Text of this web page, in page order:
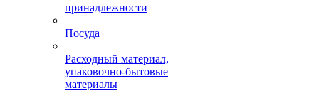
принадлежности
Посуда
Расходный материал,
упаковочно-бытовые
материалы